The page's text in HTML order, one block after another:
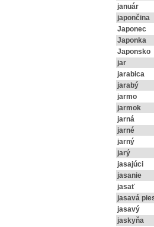
január
japončina
Japonec
Japonka
Japonsko
jar
jarabica
jarabý
jarmo
jarmok
jarná
jarné
jarný
jarý
jasajúci
jasanie
jasať
jasavá
jasavý
jaskyňa